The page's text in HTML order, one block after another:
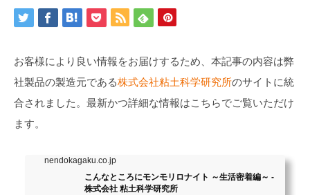
お客様により良い情報をお届けするため、本記事の内容は弊
社製品の製造元である株式会社粘土科学研究所のサイトに統
合されました。最新かつ詳細な情報はこちらでご覧いただけ
ます。
nendokagaku.co.jp
こんなところにモンモリロナイト ～生活密着編～ -
株式会社 粘土科学研究所